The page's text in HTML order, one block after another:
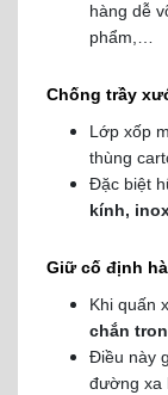
hàng dễ
phẩm,…
Chống trầy
Lớp xốp
thùng
Đặc biệt
kính,
Giữ cố định
Khi quấn
chắn
Điều này
đường xa